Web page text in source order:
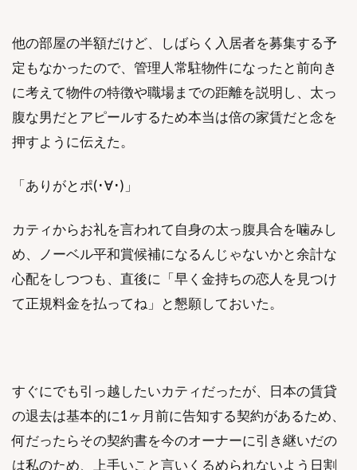
他の部屋の半額だけど、しばらく入居者を募集する予
定もなかったので、管理人常駐物件になったと前向き
に考えて物件の特徴や職場までの距離を説明し、太っ
腹な男だとアピールするため本当は倍の家賃だと念を
押すように伝えた。
「ありがとポ(･∀･)」
カティからお礼を言われて自身の太っ腹具合を噛みし
め、ノーベル平和賞候補になるんじゃないかと余計な
心配をしつつも、直後に「早く金持ちの恋人を見つけ
て正規料金を払ってね」と懇願しておいた。
すぐにでも引っ越したいカティだったが、日本の賃貸
の退去は基本的に1ヶ月前に告知する契約があるため、
何だったらその契約書を今のオーナーに引き継いだの
は私のため、上手いこと言いくるめられないよう日割